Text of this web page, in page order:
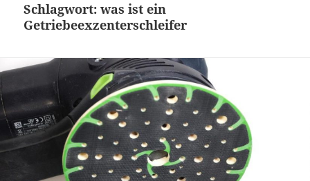
Schlagwort:was ist ein
Getriebeexzenterschleifer